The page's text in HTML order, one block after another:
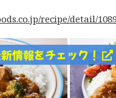
recipe/detail/
情報をチェック！